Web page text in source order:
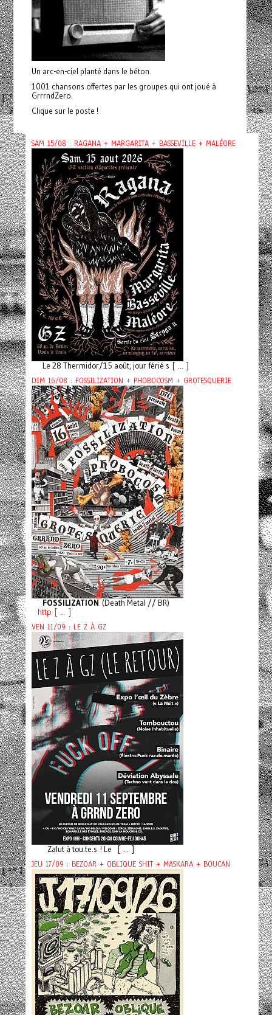
Un arc-en-ciel planté dans le béton.
1001 chansons offertes par les groupes qui ont joué à
GrrrndZero.
Clique sur le poste !
SAM 15/08 : RAGANA + MARGARITA + BASSEVILLE + MALÉORE
Le 28 Thermidor/15 août, jour férié s [ ... ]
DIM 16/08 : FOSSILIZATION + PHOBOCOSM + GROTESQUERIE
FOSSILIZATION (Death Metal // BR)
http [ ... ]
VEN 11/09 : LE Z À GZ
Zalut à tou.te.s ! Le [ ... ]
JEU 17/09 : BEZOAR + OBLIQUE SHIT + MASKARA + BOUCAN